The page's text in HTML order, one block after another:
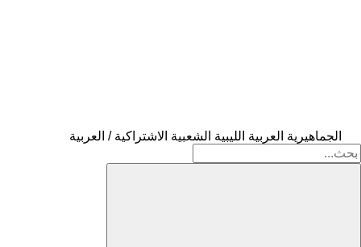
الجماهيرية العربية الليبية الشعبية الاشتراكية / العربية